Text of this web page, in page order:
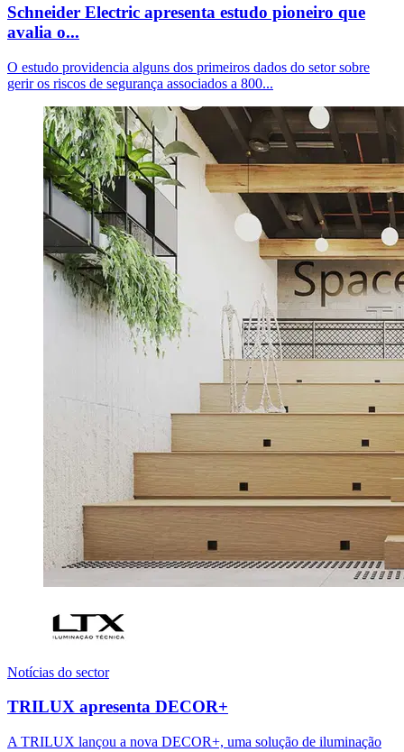
Schneider Electric apresenta estudo pioneiro que
avalia o...
O estudo providencia alguns dos primeiros dados do setor sobre
gerir os riscos de segurança associados a 800...
Notícias do sector
TRILUX apresenta DECOR+
A TRILUX lançou a nova DECOR+, uma solução de iluminação